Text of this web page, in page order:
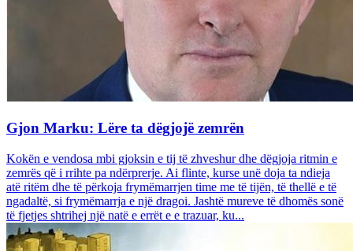
Gjon Marku: Lëre ta dëgjojë zemrën
Kokën e vendosa mbi gjoksin e tij të zhveshur dhe dëgjoja ritmin e
zemrës që i rrihte pa ndërprerje. Ai flinte, kurse unë doja ta ndieja
atë ritëm dhe të përkoja frymëmarrjen time me të tijën, të thellë e të
ngadaltë, si frymëmarrja e një dragoi. Jashtë mureve të dhomës sonë
të fjetjes shtrihej një natë e errët e e trazuar, ku...